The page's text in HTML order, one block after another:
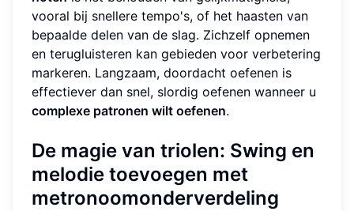
vooral bij snellere tempo's, of het haasten van
bepaalde delen van de slag. Zichzelf opnemen
en terugluisteren kan gebieden voor verbetering
markeren. Langzaam, doordacht oefenen is
effectiever dan snel, slordig oefenen wanneer u
complexe patronen wilt oefenen.
De magie van triolen: Swing en
melodie toevoegen met
metronoomonderverdeling